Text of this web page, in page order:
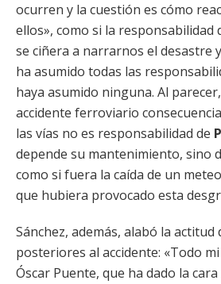
ocurren y la cuestión es cómo
ellos», como si la
se ciñera a narrarnos el desastre
ha asumido todas las
haya asumido ninguna. Al
accidente ferroviario
las vías no es responsabilidad de
depende su mantenimiento, sino
como si fuera la caída de un
que hubiera provocado esta
Sánchez, además, alabó la
posteriores al accidente: «Todo
Óscar Puente, que ha dado la